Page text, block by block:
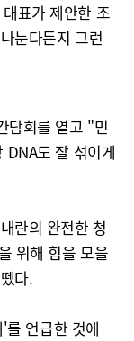
표가 제안한 조
눈다든지 그런
담회를 열고 "민
DNA도 잘 섞이게
란의 완전한 청
위해 힘을 모을
다.
를 언급한 것에